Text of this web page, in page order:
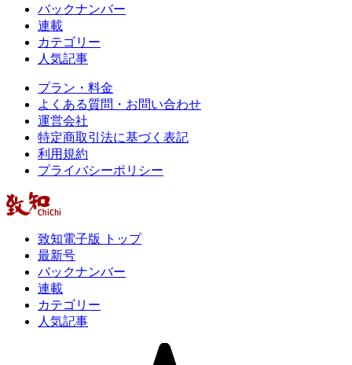
バックナンバー
連載
カテゴリー
人気記事
プラン・料金
よくある質問・お問い合わせ
運営会社
特定商取引法に基づく表記
利用規約
プライバシーポリシー
致知電子版 トップ
最新号
バックナンバー
連載
カテゴリー
人気記事